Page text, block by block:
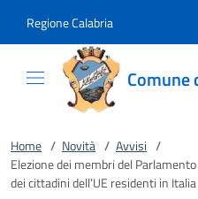
Regione Calabria
Comune
Home / Novità / Avvisi /
Elezione dei membri del
dei cittadini dell’UE residenti in Italia